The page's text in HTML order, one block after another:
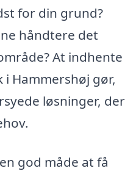
for din grund?
håndtere det
At indhente
Hammershøj gør,
løsninger, der
god måde at få